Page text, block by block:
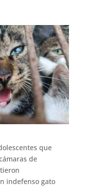
que
de
indefenso gato